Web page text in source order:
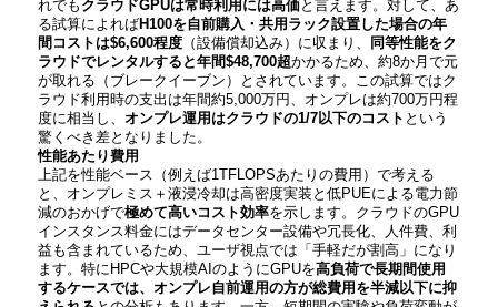
れでも クラウドGPUは常時利用には高価 と言えます。対して、あ
る試算によればH100を自前購入・共用ラック設置した場合の年
間コストは$6,600程度 （設備償却込み）に収まり、
同等性能をク
ラウドでレンタルすると年間$48,700超かかるため、約8か月で元
が取れる（ブレークイーブン）とされています。この試算ではク
ラウド利用時の支出は年間約5,000万円、オンプレは約700万円程
度に相当し、オンプレ運用はクラウドの1/7以下のコスト という
驚くべき差となりました。
性能あたり費用
上記を性能ベース（例えば1TFLOPSあたりの費用）で考える
と、オンプレミス＋液浸冷却は高密度実装と低PUEによる電力節
減のおかげで極めて高いコスト効率を示します。クラウドのGPU
インスタンス料金にはデータセンター設備や冗長化、人件費、利
益も含まれているため、ユーザ視点では「手軽だが割高」になり
ます。特にHPCや大規模AIのようにGPUを高負荷で長期間使用
するケースでは、オンプレ自前運用の方が総費用を半減以下に抑